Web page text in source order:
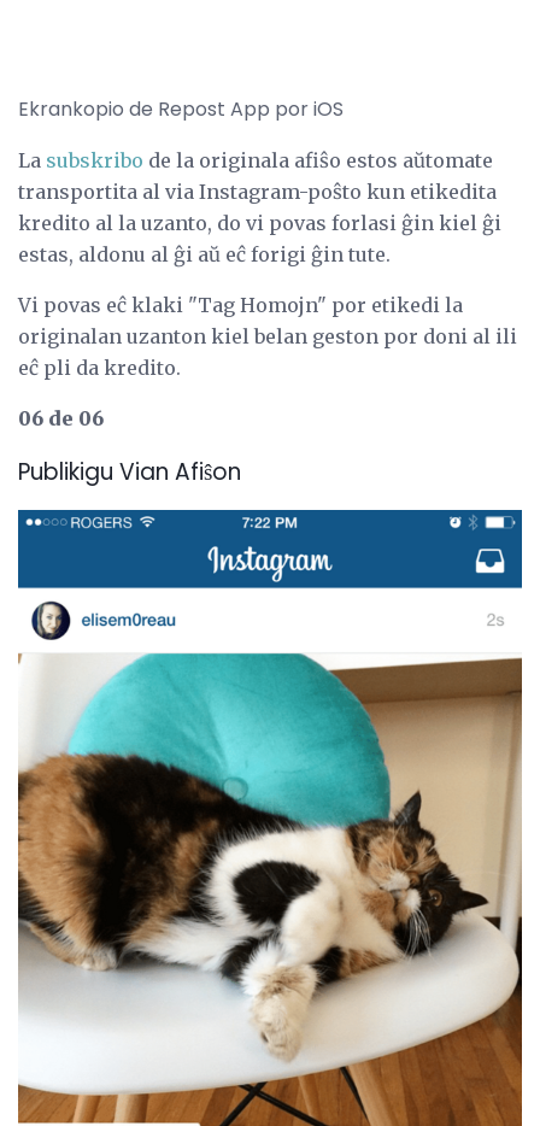
Ekrankopio de Repost App por iOS
La subskribo de la originala afiŝo estos aŭtomate
transportita al via Instagram-poŝto kun etikedita
kredito al la uzanto, do vi povas forlasi ĝin kiel ĝi
estas, aldonu al ĝi aŭ eĉ forigi ĝin tute.
Vi povas eĉ klaki "Tag Homojn" por etikedi la
originalan uzanton kiel belan geston por doni al ili
eĉ pli da kredito.
06 de 06
Publikigu Vian Afiŝon